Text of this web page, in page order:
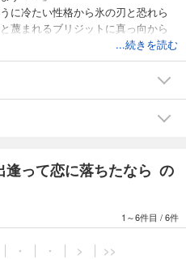
に冷たい性格から氷の刃と恐れら
蔑まれるブリジットに真っ向から
しかなかったブリジットの未来を
？」
も覚醒の兆しが見え始め……？
ありますので、あらかじめご了承
...続きを読む
逢って恋に落ちたなら の
1～6件目 /6件
・ ・ > >>